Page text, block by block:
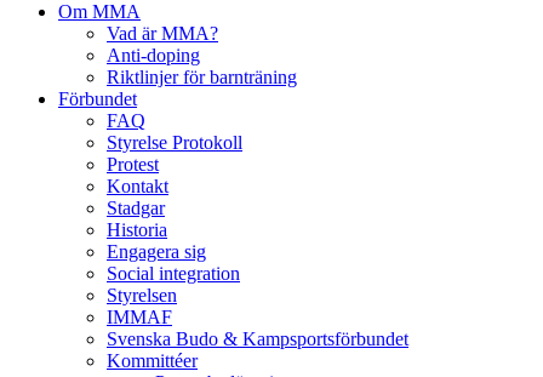
Om MMA
Vad är MMA?
Anti-doping
Riktlinjer för barnträning
Förbundet
FAQ
Styrelse Protokoll
Protest
Kontakt
Stadgar
Historia
Engagera sig
Social integration
Styrelsen
IMMAF
Svenska Budo & Kampsportsförbundet
Kommittéer